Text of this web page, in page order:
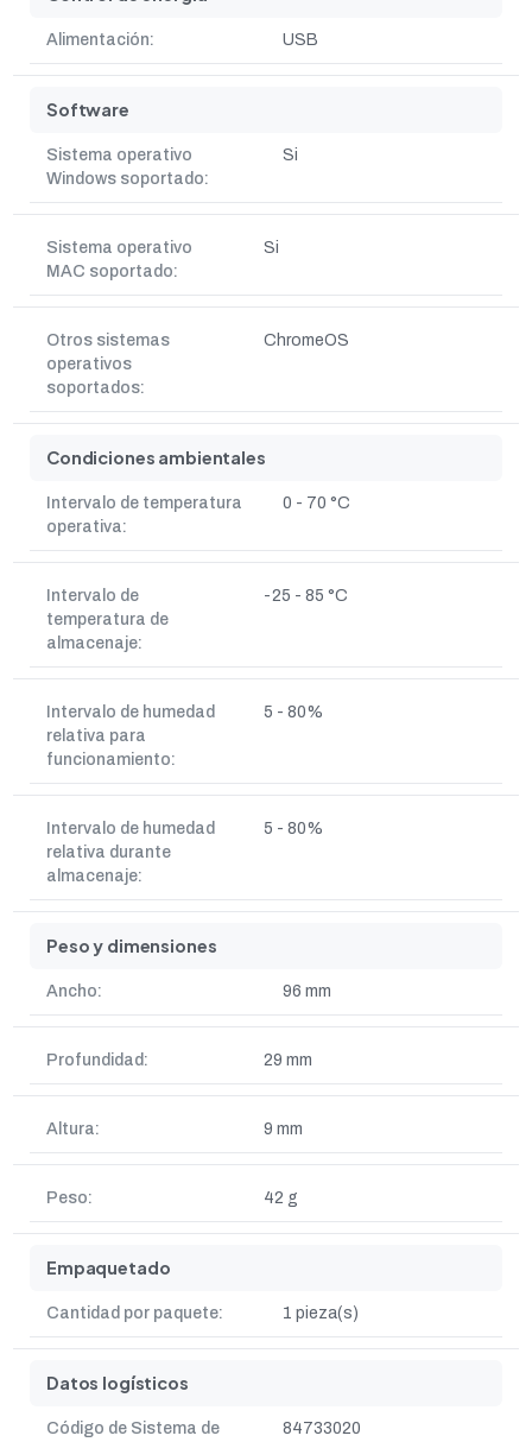
Alimentación: USB
Software
Sistema operativo
Windows soportado:
Si
Sistema operativo
MAC soportado:
Si
Otros sistemas
operativos
soportados:
ChromeOS
Condiciones ambientales
Intervalo de temperatura
operativa:
0 - 70 °C
Intervalo de
temperatura de
almacenaje:
-25 - 85 °C
Intervalo de humedad
relativa para
funcionamiento:
5 - 80%
Intervalo de humedad
relativa durante
almacenaje:
5 - 80%
Peso y dimensiones
Ancho: 96 mm
Profundidad: 29 mm
Altura: 9 mm
Peso: 42 g
Empaquetado
Cantidad por paquete: 1 pieza(s)
Datos logísticos
Código de Sistema de
84733020